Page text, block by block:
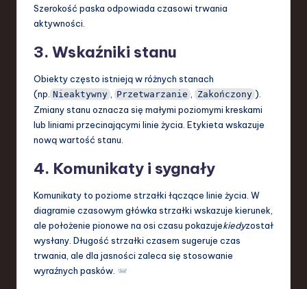
Szerokość paska odpowiada czasowi trwania
aktywności.
3. Wskaźniki stanu
Obiekty często istnieją w różnych stanach
(np. Nieaktywny , Przetwarzanie , Zakończony ).
Zmiany stanu oznacza się małymi poziomymi kreskami
lub liniami przecinającymi linie życia. Etykieta wskazuje
nową wartość stanu.
4. Komunikaty i sygnały
Komunikaty to poziome strzałki łączące linie życia. W
diagramie czasowym główka strzałki wskazuje kierunek,
ale położenie pionowe na osi czasu pokazujekiedyzostał
wysłany. Długość strzałki czasem sugeruje czas
trwania, ale dla jasności zaleca się stosowanie
wyraźnych pasków.